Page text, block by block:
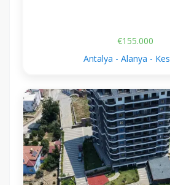
€155.000
Antalya - Alanya -